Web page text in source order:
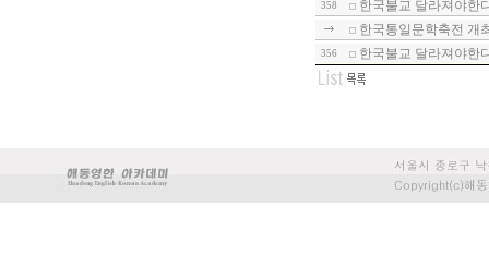
358
한국불교 달라져야한
한국통일문학축전 개
356 한국불교 달라져야한